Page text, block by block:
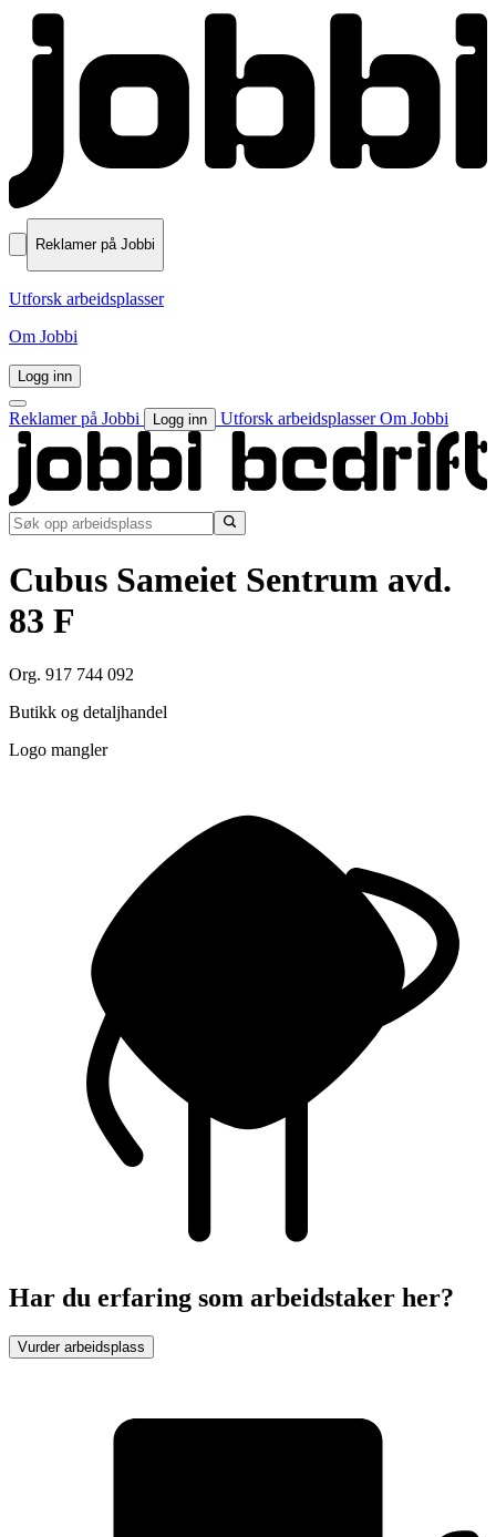
Reklamer på Jobbi
Utforsk arbeidsplasser
Om Jobbi
Logg inn
Reklamer på Jobbi Logg inn Utforsk arbeidsplasserOm Jobbi
Cubus Sameiet Sentrum avd.
83 F
Org. 917 744 092
Butikk og detaljhandel
Logo mangler
Har du erfaring som arbeidstaker her?
Vurder arbeidsplass